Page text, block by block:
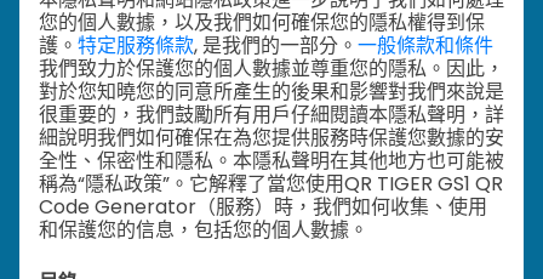
您的個人數據，以及我們如何確保您的隱私權得到保
護。 特定服務條款, 是我們的一部分。 一般條款和條件
我們致力於保護您的個人數據並尊重您的隱私。因此，
對於您知曉您的同意所產生的後果和影響對我們來說是
很重要的，我們鼓勵所有用戶仔細閱讀本隱私聲明，詳
細說明我們如何確保在為您提供服務時保護您數據的安
全性、保密性和隱私。本隱私聲明在其他地方也可能被
稱為“隱私政策”。它解釋了當您使用QR TIGER GS1 QR
Code Generator（服務）時，我們如何收集、使用
和保護您的信息，包括您的個人數據。